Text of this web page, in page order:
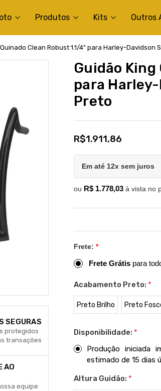
Produtos Kits Outros
Clean Robust 1.1/4" para Harley-Davidson
SEGURAS
protegidos
transações
AO
equipe
Guidão King
para
Preto
R$1.911,86
Em até 12x sem juros
ou R$ 1.778,03 à vista no
Frete: *
Frete Grátis para
Acabamento Preto: *
Preto Brilho Preto
Disponibilidade: *
Produção iniciada
estimado de 15 dias
Altura Guidão: *